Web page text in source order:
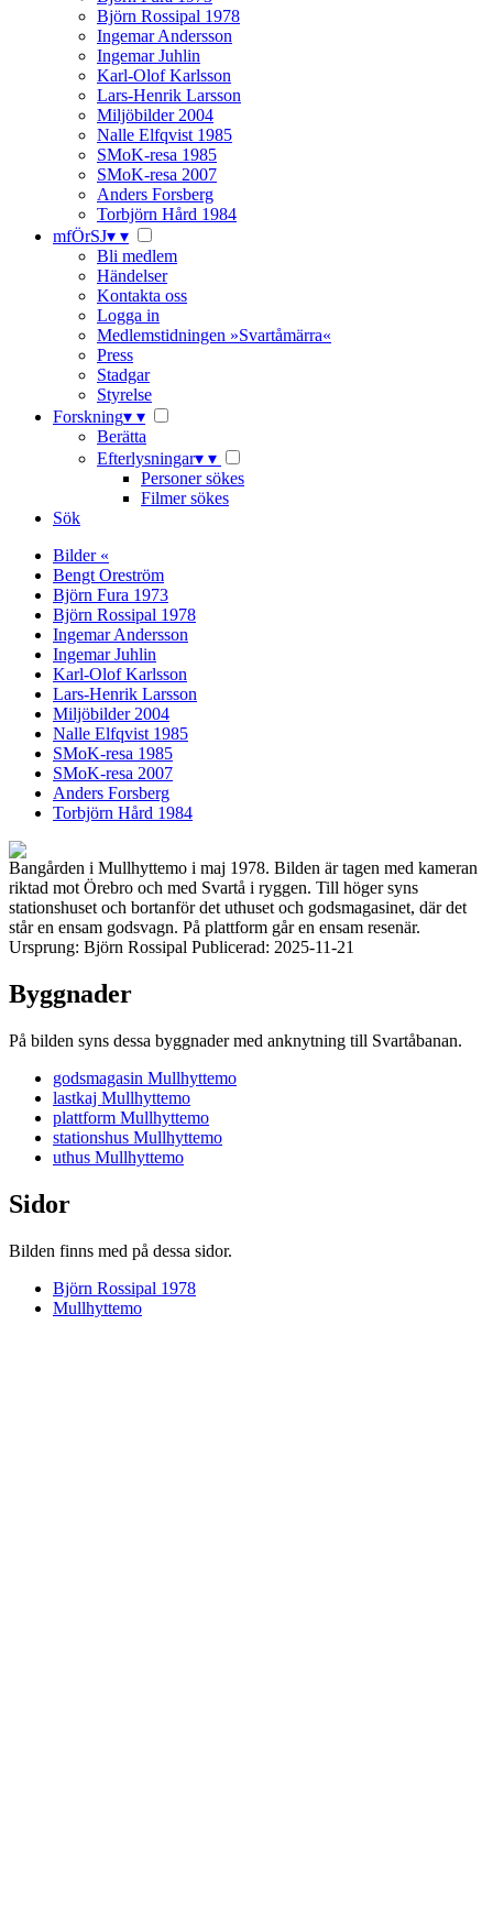
Björn Rossipal 1978
Ingemar Andersson
Ingemar Juhlin
Karl-Olof Karlsson
Lars-Henrik Larsson
Miljöbilder 2004
Nalle Elfqvist 1985
SMoK-resa 1985
SMoK-resa 2007
Anders Forsberg
Torbjörn Hård 1984
mfÖrSJ▾ ▾
Bli medlem
Händelser
Kontakta oss
Logga in
Medlemstidningen »Svartåmärra«
Press
Stadgar
Styrelse
Forskning▾ ▾
Berätta
Efterlysningar▾ ▾
Personer sökes
Filmer sökes
Sök
Bilder «
Bengt Oreström
Björn Fura 1973
Björn Rossipal 1978
Ingemar Andersson
Ingemar Juhlin
Karl-Olof Karlsson
Lars-Henrik Larsson
Miljöbilder 2004
Nalle Elfqvist 1985
SMoK-resa 1985
SMoK-resa 2007
Anders Forsberg
Torbjörn Hård 1984
Bangården i Mullhyttemo i maj 1978. Bilden är tagen med kameran
riktad mot Örebro och med Svartå i ryggen. Till höger syns
stationshuset och bortanför det uthuset och godsmagasinet, där det
står en ensam godsvagn. På plattform går en ensam resenär.
Ursprung: Björn Rossipal Publicerad: 2025-11-21
Byggnader
På bilden syns dessa byggnader med anknytning till Svartåbanan.
godsmagasin Mullhyttemo
lastkaj Mullhyttemo
plattform Mullhyttemo
stationshus Mullhyttemo
uthus Mullhyttemo
Sidor
Bilden finns med på dessa sidor.
Björn Rossipal 1978
Mullhyttemo